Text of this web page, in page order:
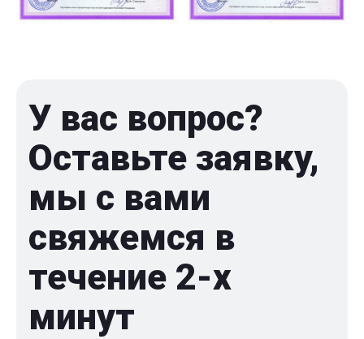
У вас вопрос?
Оставьте заявку,
мы с вами
свяжемся в
течение 2-x
минут